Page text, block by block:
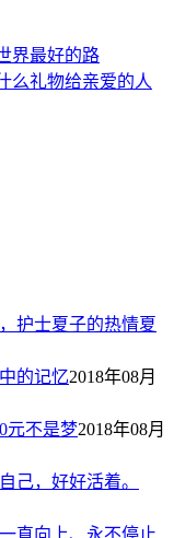
界最好的路
么礼物给亲爱的人
护士夏子的热情夏
的记忆2018年08月
元不是梦2018年08月
己，好好活着。